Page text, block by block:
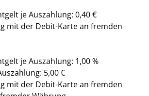
je Auszahlung: 0,40 €
mit der Debit-Karte an fremden
je Auszahlung: 1,00 %
5,00 €
mit der Debit-Karte an fremden